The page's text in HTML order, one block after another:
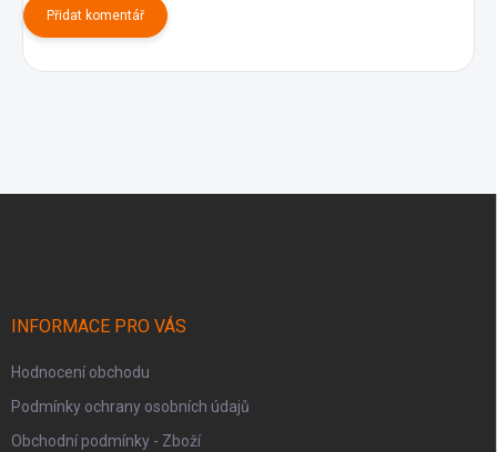
Přidat komentář
INFORMACE PRO VÁS
Hodnocení obchodu
Podmínky ochrany osobních údajů
Obchodní podmínky - Zboží